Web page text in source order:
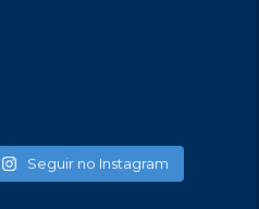
Seguir no Instagram